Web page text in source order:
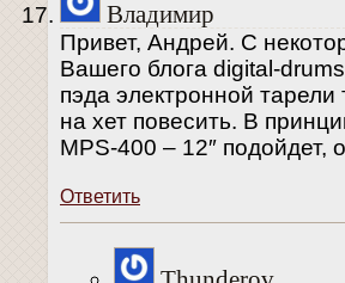
Владимир
Привет, Андрей. С
Вашего блога digital-
пэда электронной
на хет повесить. В
MPS-400 – 12″
Ответить